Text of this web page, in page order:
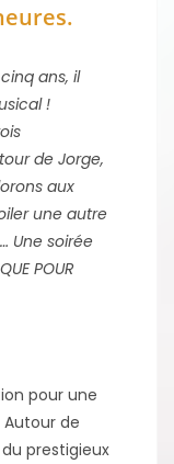
ans, il
!
de Jorge,
aux
une autre
Une soirée
POUR
pour une
Autour de
prestigieux